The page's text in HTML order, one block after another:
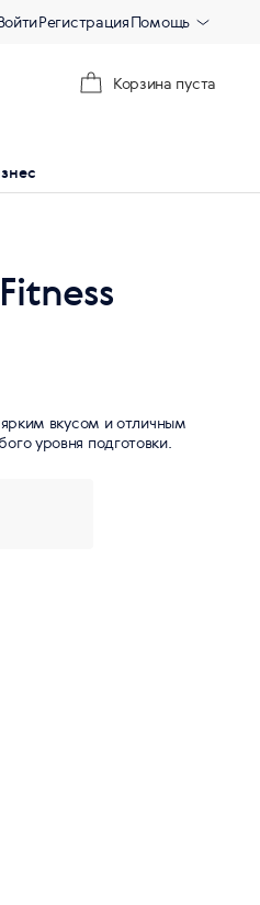
РегистрацияПомощь
Корзина пуста
вкусом и отличным
уровня подготовки.